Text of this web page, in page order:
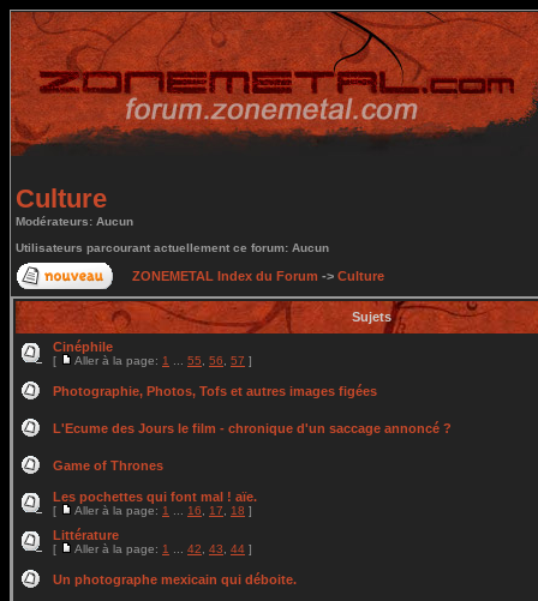
Culture
Modérateurs: Aucun
Utilisateurs parcourant actuellement ce forum: Aucun
ZONEMETAL Index du Forum -> Culture
Sujets
Cinéphile
[ Aller à la page: 1 55 56 57 ]
Photographie, Photos, Tofs et autres images figées
L'Ecume des Jours le film - chronique d'un saccage annoncé ?
Game of Thrones
Les pochettes qui font mal ! aïe.
[ Aller à la page: 1 16 17 18 ]
Littérature
[ Aller à la page: 1 42 43 44 ]
Un photographe mexicain qui déboite.